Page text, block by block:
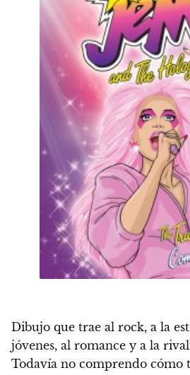
Dibujo que trae al rock, a la
jóvenes, al romance y a la
Todavía no comprendo cómo